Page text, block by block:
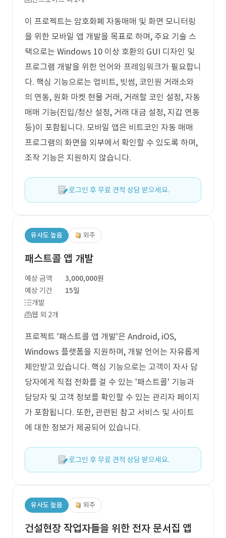
이 프로젝트는 암호화폐 자동매매 및 화면 모니터링
을 위한 모바일 앱 개발을 목표로 하며, 주요 기술 스
택으로는 Windows 10 이상 호환의 GUI 디자인 및
프로그램 개발을 위한 언어와 프레임워크가 필요합니
다. 핵심 기능으로는 업비트, 빗썸, 코인원 거래소와
의 연동, 원화 마켓 현물 거래, 거래할 코인 설정, 자동
매매 기능(진입/청산 설정, 거래 대금 설정, 지갑 연동
등)이 포함됩니다. 모바일 앱은 비트코인 자동 매매
프로그램의 화면을 외부에서 확인할 수 있도록 하며,
조작 기능은 지원하지 않습니다.
로그인 후 무료 견적 상담 받으세요.
유사도 높음 외주
패스트콜 앱 개발
예상 금액
3,000,000원
예상 기간
15일
개발
웹 외 2개
프로젝트 '패스트콜 앱 개발'은 Android, iOS,
Windows 플랫폼을 지원하며, 개발 언어는 자유롭게
제안받고 있습니다. 핵심 기능으로는 고객이 자사 담
당자에게 직접 전화를 걸 수 있는 '패스트콜' 기능과
담당자 및 고객 정보를 확인할 수 있는 관리자 페이지
가 포함됩니다. 또한, 관련된 참고 서비스 및 사이트
에 대한 정보가 제공되어 있습니다.
로그인 후 무료 견적 상담 받으세요.
유사도 높음 외주
건설현장 작업자들을 위한 전자 문서집 앱